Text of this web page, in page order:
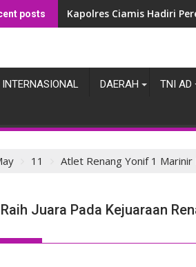
posts Kapolres Ciamis Perkuat
INTERNASIONAL DAERAH TNI AD
11 Atlet Renang Yonif 1
Juara Pada Kejuaraan